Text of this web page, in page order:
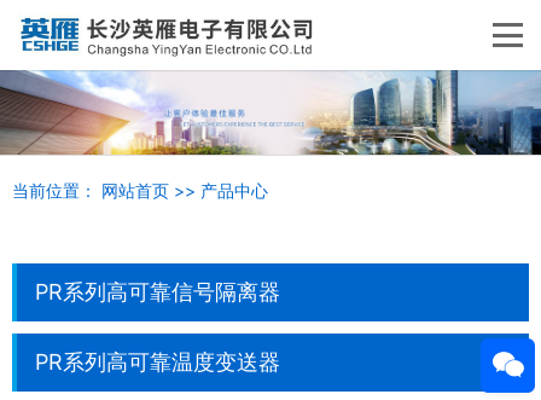
当前位置： 网站首页 >> 产品中心
PR系列高可靠信号隔离器
PR系列高可靠温度变送器